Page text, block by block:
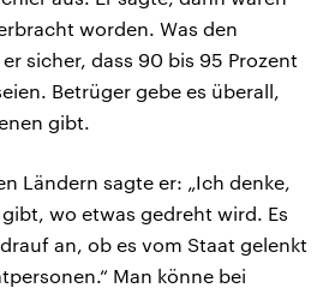
worden. Was den
sicher, dass 90 bis 95 Prozent
Betrüger gebe es überall,
gibt.
Ländern sagte er: „Ich denke,
wo etwas gedreht wird. Es
an, ob es vom Staat gelenkt
Man könne bei